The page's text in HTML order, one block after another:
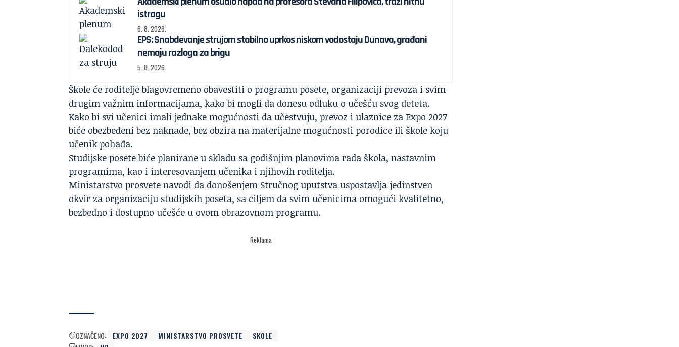
istragu
6. 8. 2026.
EPS: Snabdevanje strujom stabilno uprkos niskom vodostaju Dunava, građani
nemaju razloga za brigu
5. 8. 2026.
Škole će roditelje blagovremeno obavestiti o programu posete, organizaciji prevoza i svim
drugim važnim informacijama, kako bi mogli da donesu odluku o učešću svog deteta.
Kako bi svi učenici imali jednake mogućnosti da učestvuju, prevoz i ulaznice za Expo 2027
biće obezbeđeni bez naknade, bez obzira na materijalne mogućnosti porodice ili škole koju
učenik pohađa.
Studijske posete biće planirane u skladu sa godišnjim planovima rada škola, nastavnim
programima, kao i interesovanjem učenika i njihovih roditelja.
Ministarstvo prosvete navodi da donošenjem Stručnog uputstva uspostavlja jedinstven
okvir za organizaciju studijskih poseta, sa ciljem da svim učenicima omogući kvalitetno,
bezbedno i dostupno učešće u ovom obrazovnom programu.
Reklama
OZNAČENO: EXPO 2027 MINISTARSTVO PROSVETE
SKOLE